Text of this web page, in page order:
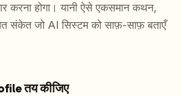
करना होगा। यानी ऐसे एकसमान कथन,
संकेत जो AI सिस्टम को साफ़-साफ़ बताएँ
तय कीजिए